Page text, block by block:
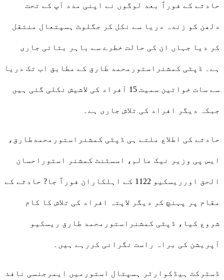
حادثے کے فوراً بعد لوگوں نے اپنی مدد آپ کے تحت
دلھن کو زندہ دریا سے نکل کر جگلوٹ ہسپتعال منتقل
کر دیا جہاں ان کی حالت خطرے سے باہر بتائی جاری
ہے۔ ڈپٹی کمشنراستورمحمد طارق کے مطابق اب تک دریا
سے سات خواتین سمیت 15 آفراد کی لاشیش نکلی گئی ہیں
جبکہ دیگر افراد کی تلاش جاری ہے۔
حادثے کی اطلاع ملتے ہی ڈپٹی کمشنراستورمحمدطارق،
ایس پی وزیر نیک عالم، اسسٹنٹ کمشنر استوراحسان
الحق اورریسکیو 1122 کے اہلکاران فوراً جا? حادثے کے
مقام پر پہنچ کر دیگر لاپتہ افراد کی تلاش کا کام
شروع کیا، ڈپٹی کمشنراستورمحمد طارق ریسکیو
آپریشن کی براہ راست نگرانی کررہے ہیں۔
ڈسٹرکٹ ہیڈکوارٹر ہسپتال استورمیں ایمرجنسی نافذ